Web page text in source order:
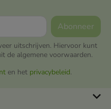
uitschrijven. Hiervoor kunt
de algemene voorwaarden.
en het privacybeleid.
keyboard_arrow_down